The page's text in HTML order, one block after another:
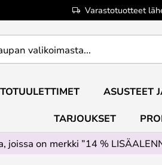
Varastotuotteet
ASUSTEET
TARJOUKSET
joissa on merkki ”14 %